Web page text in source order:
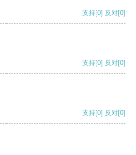
支持[0] 反对[0]
支持[0] 反对[0]
支持[0] 反对[0]